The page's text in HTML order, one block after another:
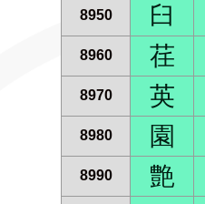
8950 臼
8960 荏
8970 英
8980 園
8990 艶